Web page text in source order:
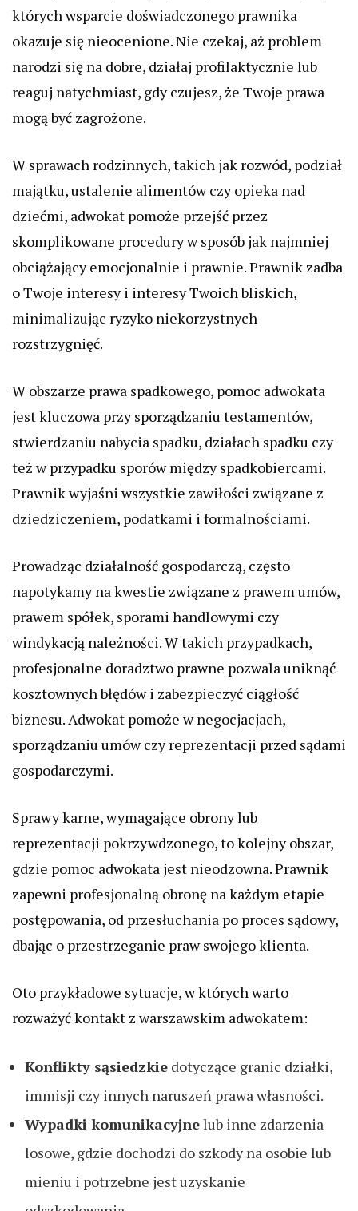
których wsparcie doświadczonego prawnika
okazuje się nieocenione. Nie czekaj, aż problem
narodzi się na dobre, działaj profilaktycznie lub
reaguj natychmiast, gdy czujesz, że Twoje prawa
mogą być zagrożone.
W sprawach rodzinnych, takich jak rozwód, podział
majątku, ustalenie alimentów czy opieka nad
dziećmi, adwokat pomoże przejść przez
skomplikowane procedury w sposób jak najmniej
obciążający emocjonalnie i prawnie. Prawnik zadba
o Twoje interesy i interesy Twoich bliskich,
minimalizując ryzyko niekorzystnych
rozstrzygnięć.
W obszarze prawa spadkowego, pomoc adwokata
jest kluczowa przy sporządzaniu testamentów,
stwierdzaniu nabycia spadku, działach spadku czy
też w przypadku sporów między spadkobiercami.
Prawnik wyjaśni wszystkie zawiłości związane z
dziedziczeniem, podatkami i formalnościami.
Prowadząc działalność gospodarczą, często
napotykamy na kwestie związane z prawem umów,
prawem spółek, sporami handlowymi czy
windykacją należności. W takich przypadkach,
profesjonalne doradztwo prawne pozwala uniknąć
kosztownych błędów i zabezpieczyć ciągłość
biznesu. Adwokat pomoże w negocjacjach,
sporządzaniu umów czy reprezentacji przed sądami
gospodarczymi.
Sprawy karne, wymagające obrony lub
reprezentacji pokrzywdzonego, to kolejny obszar,
gdzie pomoc adwokata jest nieodzowna. Prawnik
zapewni profesjonalną obronę na każdym etapie
postępowania, od przesłuchania po proces sądowy,
dbając o przestrzeganie praw swojego klienta.
Oto przykładowe sytuacje, w których warto
rozważyć kontakt z warszawskim adwokatem:
Konflikty sąsiedzkie dotyczące granic działki,
immisji czy innych naruszeń prawa własności.
Wypadki komunikacyjnelub inne zdarzenia
losowe, gdzie dochodzi do szkody na osobie lub
mieniu i potrzebne jest uzyskanie